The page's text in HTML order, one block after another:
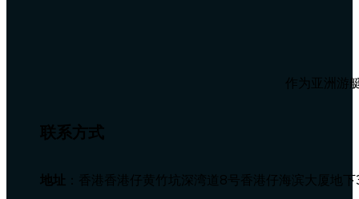
作为亚洲游
联系方式
地址
：香港香港仔黄竹坑深湾道8号香港仔海滨大厦地